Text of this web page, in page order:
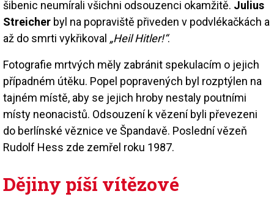
šibenic neumírali všichni odsouzenci okamžitě. Julius
Streicher byl na popraviště přiveden v podvlékačkách a
až do smrti vykřikoval „Heil Hitler!“.
Fotografie mrtvých měly zabránit spekulacím o jejich
případném útěku. Popel popravených byl rozptýlen na
tajném místě, aby se jejich hroby nestaly poutními
místy neonacistů. Odsouzení k vězení byli převezeni
do berlínské věznice ve Špandavě. Poslední vězeň
Rudolf Hess zde zemřel roku 1987.
Dějiny píší vítězové